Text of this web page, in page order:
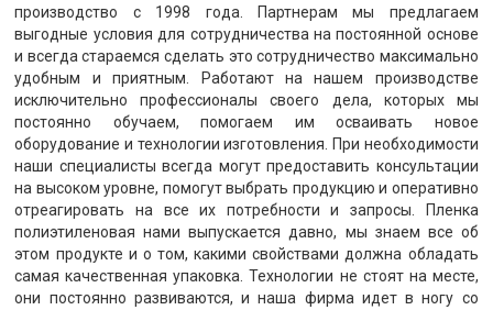
производство с 1998 года. Партнерам мы предлагаем
выгодные условия для сотрудничества на постоянной основе
и всегда стараемся сделать это сотрудничество максимально
удобным и приятным. Работают на нашем производстве
исключительно профессионалы своего дела, которых мы
постоянно обучаем, помогаем им осваивать новое
оборудование и технологии изготовления. При необходимости
наши специалисты всегда могут предоставить консультации
на высоком уровне, помогут выбрать продукцию и оперативно
отреагировать на все их потребности и запросы. Пленка
полиэтиленовая нами выпускается давно, мы знаем все об
этом продукте и о том, какими свойствами должна обладать
самая качественная упаковка. Технологии не стоят на месте,
они постоянно развиваются, и наша фирма идет в ногу со